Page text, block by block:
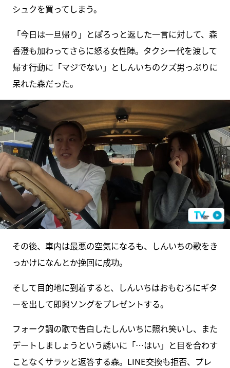
シュクを買ってしまう。
「今日は一旦帰り」とぽろっと返した一言に対して、森
香澄も加わってさらに怒る女性陣。タクシー代を渡して
帰す行動に「マジでない」としんいちのクズ男っぷりに
呆れた森だった。
その後、車内は最悪の空気になるも、しんいちの歌をき
っかけになんとか挽回に成功。
そして目的地に到着すると、しんいちはおもむろにギタ
ーを出して即興ソングをプレゼントする。
フォーク調の歌で告白したしんいちに照れ笑いし、また
デートしましょうという誘いに「…はい」と目を合わす
ことなくサラッと返答する森。LINE交換も拒否、プレ